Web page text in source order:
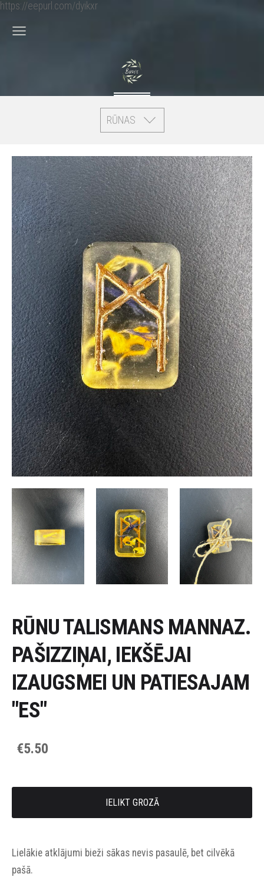
https://eepurl.com/dyikxr
RŪNAS
RŪNU TALISMANS MANNAZ.
PAŠIZZIŅAI, IEKŠĒJAI
IZAUGSMEI UN PATIESAJAM
"ES"
€5.50
IELIKT GROZĀ
Lielākie atklājumi bieži sākas nevis pasaulē, bet cilvēkā
pašā.